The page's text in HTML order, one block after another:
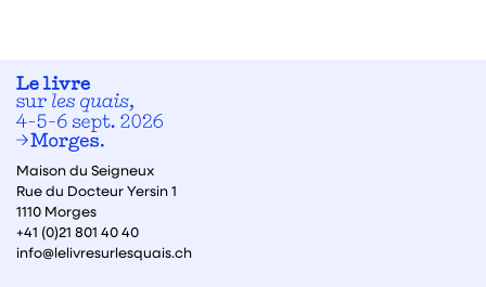
Maison du Seigneux
Rue du Docteur Yersin 1
1110 Morges
+41 (0)21 801 40 40
info@lelivresurlesquais.ch